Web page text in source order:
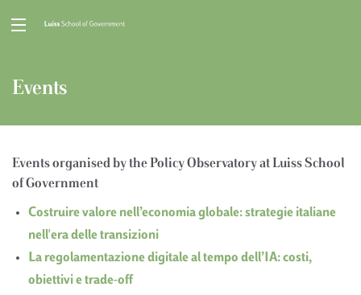
Events
Events organised by the Policy Observatory at Luiss School
of Government
Costruire valore nell’economia globale: strategie italiane
nell'era delle transizioni
La regolamentazione digitale al tempo dell’IA: costi,
obiettivi e trade-off